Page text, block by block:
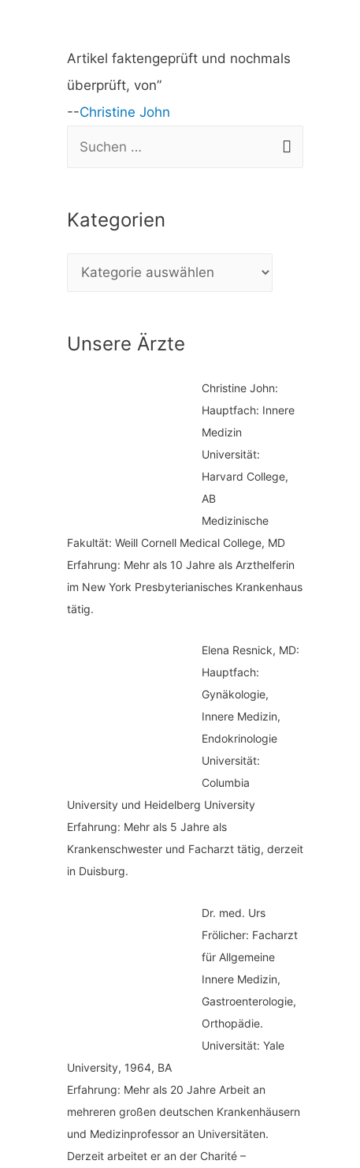
Artikel faktengeprüft und nochmals
überprüft, von”
--Christine John
h
c
Kategorien
e
Unsere Ärzte
Christine John:
Hauptfach: Innere
Medizin
Universität:
Harvard College,
AB
Medizinische
Fakultät: Weill Cornell Medical College, MD
Erfahrung: Mehr als 10 Jahre als Arzthelferin
im New York Presbyterianisches Krankenhaus
tätig.
Elena Resnick, MD:
Hauptfach:
Gynäkologie,
Innere Medizin,
Endokrinologie
Universität:
Columbia
University und Heidelberg University
Erfahrung: Mehr als 5 Jahre als
Krankenschwester und Facharzt tätig, derzeit
in Duisburg.
Dr. med. Urs
Frölicher: Facharzt
für Allgemeine
Innere Medizin,
Gastroenterologie,
Orthopädie.
Universität: Yale
University, 1964, BA
Erfahrung: Mehr als 20 Jahre Arbeit an
mehreren großen deutschen Krankenhäusern
und Medizinprofessor an Universitäten.
Derzeit arbeitet er an der Charité –